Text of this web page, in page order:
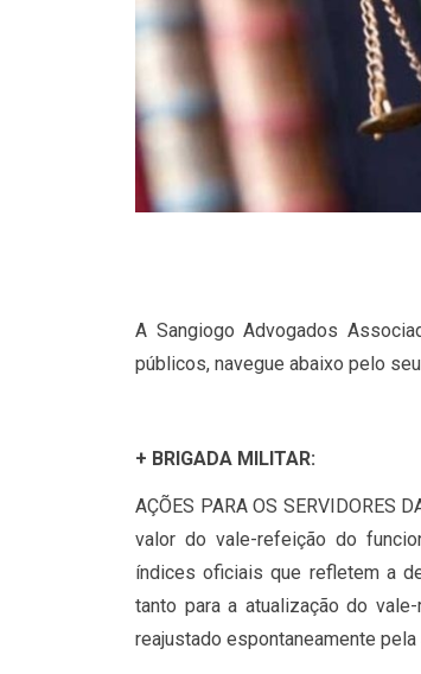
A Sangiogo Advogados
públicos, navegue abaixo pelo
+ BRIGADA MILITAR:
AÇÕES PARA OS SERVIDORES
valor do vale-refeição do
índices oficiais que refletem a
tanto para a atualização do
reajustado espontaneamente pela